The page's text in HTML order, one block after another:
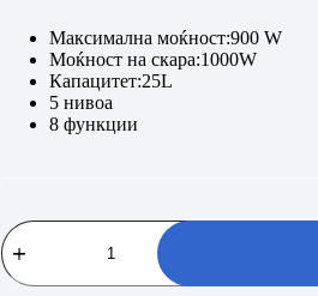
19.990 ден.
18.490 ден.
Максимална моќност:900 W
Моќност на скара:1000W
Капацитет:25L
5 нивоа
8 функции
BEKO
BMGB25333BG
количина